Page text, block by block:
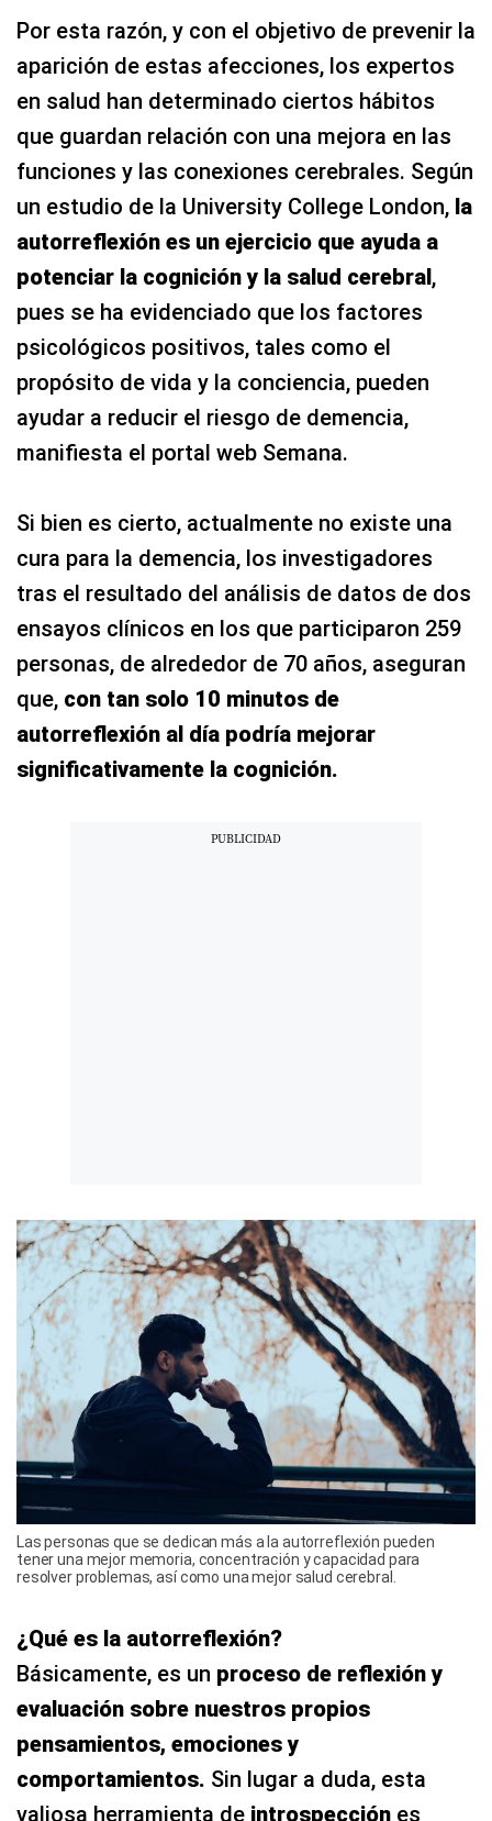
Por esta razón, y con el objetivo de prevenir la
aparición de estas afecciones, los expertos
en salud han determinado ciertos hábitos
que guardan relación con una mejora en las
funciones y las conexiones cerebrales. Según
un estudio de la University College London, la
autorreflexión es un ejercicio que ayuda a
potenciar la cognición y la salud cerebral,
pues se ha evidenciado que los factores
psicológicos positivos, tales como el
propósito de vida y la conciencia, pueden
ayudar a reducir el riesgo de demencia,
manifiesta el portal web Semana.
Si bien es cierto, actualmente no existe una
cura para la demencia, los investigadores
tras el resultado del análisis de datos de dos
ensayos clínicos en los que participaron 259
personas, de alrededor de 70 años, aseguran
que, con tan solo 10 minutos de
autorreflexión al día podría mejorar
significativamente la cognición.
Las personas que se dedican más a la autorreflexión pueden
tener una mejor memoria, concentración y capacidad para
resolver problemas, así como una mejor salud cerebral.
¿Qué es la autorreflexión?
Básicamente, es un proceso de reflexión y
evaluación sobre nuestros propios
pensamientos, emociones y
comportamientos. Sin lugar a duda, esta
valiosa herramienta de introspección es